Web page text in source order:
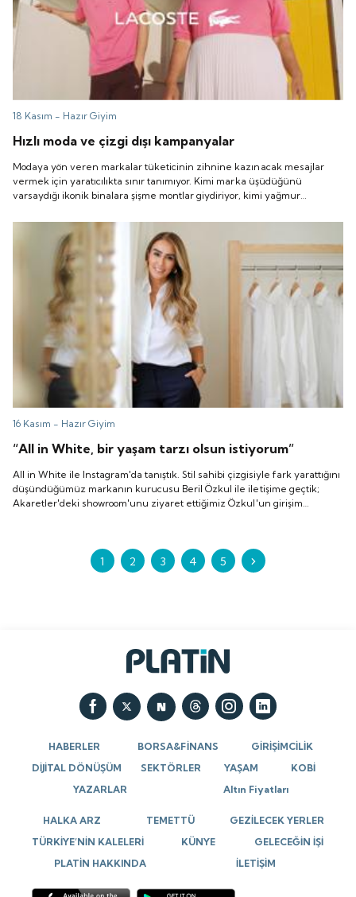
18 Kasım - Hazır Giyim
Hızlı moda ve çizgi dışı kampanyalar
Modaya yön veren markalar tüketicinin zihnine kazınacak mesajlar
vermek için yaratıcılıkta sınır tanımıyor. Kimi marka üşüdüğünü
varsaydığı ikonik binalara şişme montlar giydiriyor, kimi yağmur
sigortası sunuyor. En çarpıcı olanlardan biri ise hızlı moda etkisiyle
üretilen binlerce sentetik kıyafetin insanları kovaladığı bir evrene
sürükleyen film.
16 Kasım - Hazır Giyim
“All in White, bir yaşam tarzı olsun istiyorum”
All in White ile Instagram'da tanıştık. Stil sahibi çizgisiyle fark yarattığını
düşündüğümüz markanın kurucusu Beril Özkul ile iletişime geçtik;
Akaretler'deki showroom'unu ziyaret ettiğimiz Özkul'un girişim
1 2 3 4 5
HABERLER BORSA&FİNANS
GİRİŞİMCİLİK
DİJİTAL DÖNÜŞÜM
SEKTÖRLER YAŞAM
KOBİ
YAZARLAR
Altın Fiyatları
HALKA ARZ TEMETTÜ
GEZİLECEK YERLER
TÜRKİYE’NİN KALELERİ
KÜNYE
GELECEĞİN İŞİ
PLATİN HAKKINDA
İLETİŞİM